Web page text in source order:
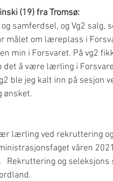
(19) fra Tromsø:
samferdsel, og Vg2
målet om læreplass i
min i Forsvaret. På vg2
å være lærling i
ble jeg kalt inn på sesjon
ønsket.
våren
Rekruttering og